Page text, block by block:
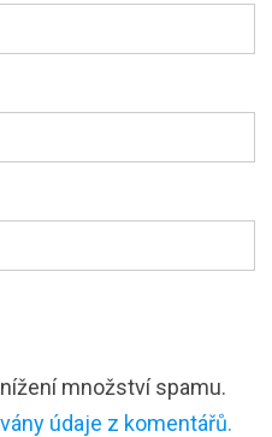
množství spamu.
údaje z komentářů.